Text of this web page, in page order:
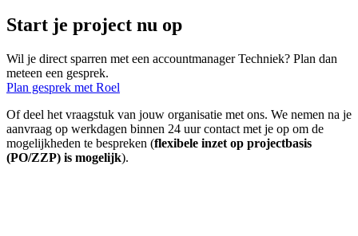
Start je project nu op
Wil je direct sparren met een accountmanager Techniek? Plan dan
meteen een gesprek.
Plan gesprek met Roel
Of deel het vraagstuk van jouw organisatie met ons. We nemen na je
aanvraag op werkdagen binnen 24 uur contact met je op om de
mogelijkheden te bespreken (flexibele inzet op projectbasis
(PO/ZZP) is mogelijk).